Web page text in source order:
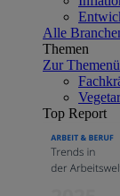
Alle
Themen
Zur
Top Report